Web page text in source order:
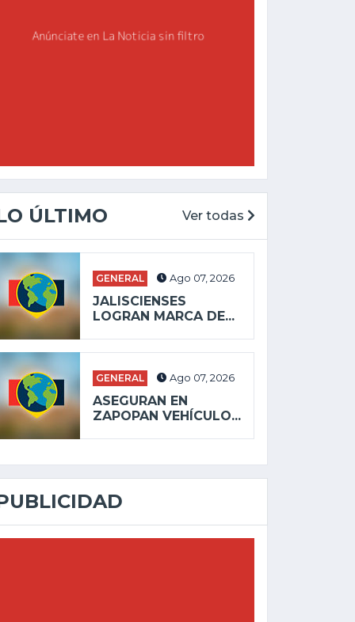
ÚLTIMO Ver todas
GENERAL Ago 07, 2026
JALISCIENSES
LOGRAN MARCA DE...
GENERAL Ago 07, 2026
ASEGURAN EN
ZAPOPAN VEHÍCULO...